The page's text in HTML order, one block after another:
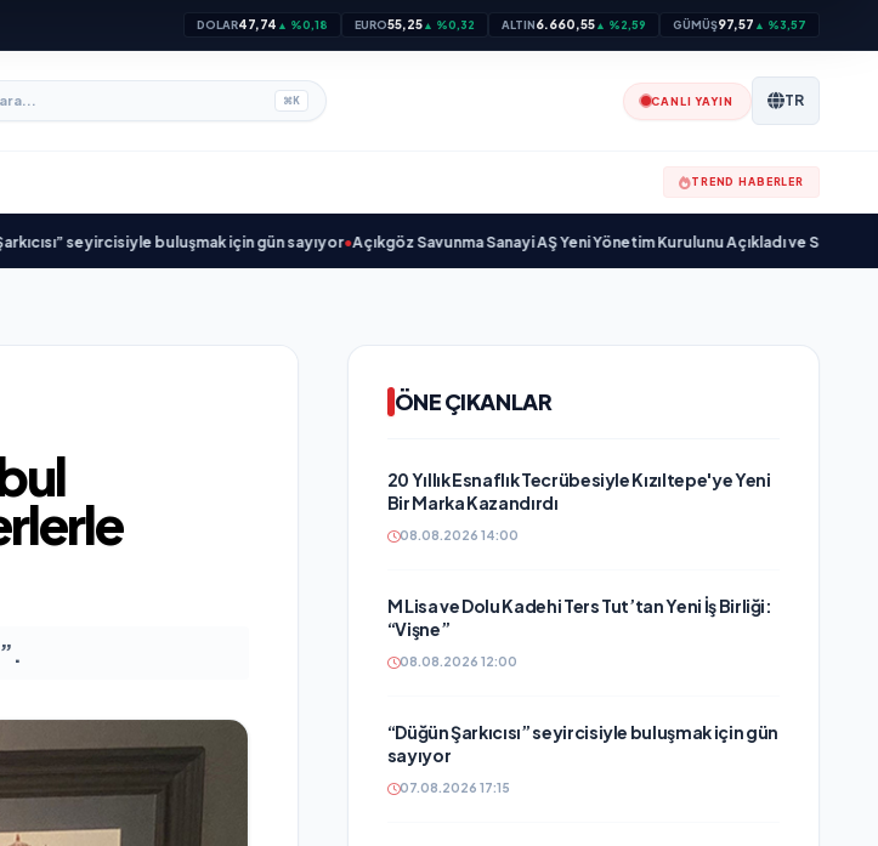
DOLAR47,74 ▲ %0,18 EURO55,25▲ %0,32 ALTIN6.660,55▲ %2,59 GÜMÜŞ97,57 ▲ %3,57
⌘K CANLI YAYIN TR
TREND HABERLER
seyircisiyle buluşmak için gün sayıyor•Açıkgöz Savunma Sanayi AŞ Yeni Yönetim Kurulunu Açıkladı ve Savunma
ÖNE ÇIKANLAR
20 Yıllık Esnaflık Tecrübesiyle Kızıltepe'ye Yeni
Bir Marka Kazandırdı
08.08.2026 14:00
M Lisa ve Dolu Kadehi Ters Tut’tan Yeni İş Birliği:
“Vişne”
08.08.2026 12:00
“Düğün Şarkıcısı” seyircisiyle buluşmak için gün
sayıyor
07.08.2026 17:15